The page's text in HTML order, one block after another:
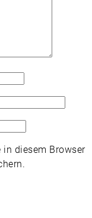
in diesem Browser